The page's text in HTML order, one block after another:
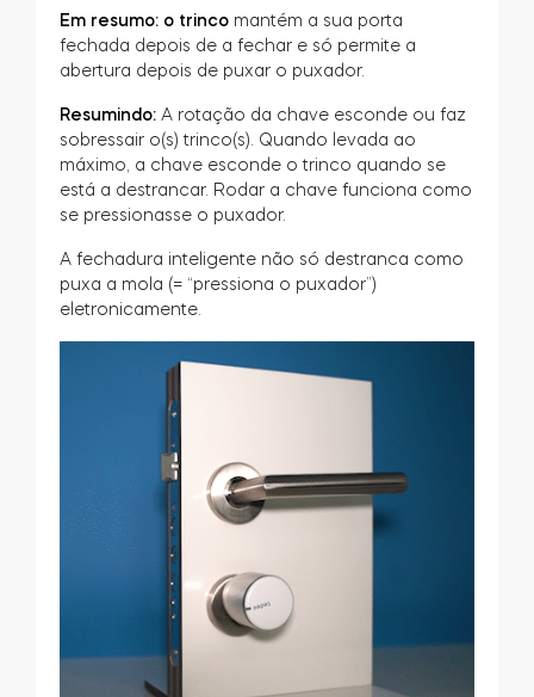
Em resumo: o trinco mantém a sua porta
fechada depois de a fechar e só permite a
abertura depois de puxar o puxador.
Resumindo: A rotação da chave esconde ou faz
sobressair o(s) trinco(s). Quando levada ao
máximo, a chave esconde o trinco quando se
está a destrancar. Rodar a chave funciona como
se pressionasse o puxador.
A fechadura inteligente não só destranca como
puxa a mola (= “pressiona o puxador”)
eletronicamente.